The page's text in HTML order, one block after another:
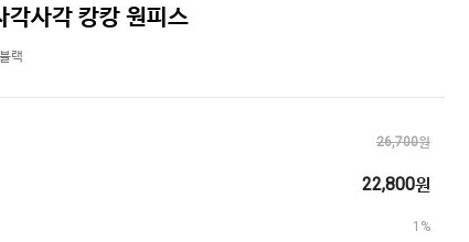
각사각 캉캉 원피스
랙
26,700원
22,800원
1%